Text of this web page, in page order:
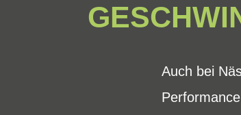
Auch bei